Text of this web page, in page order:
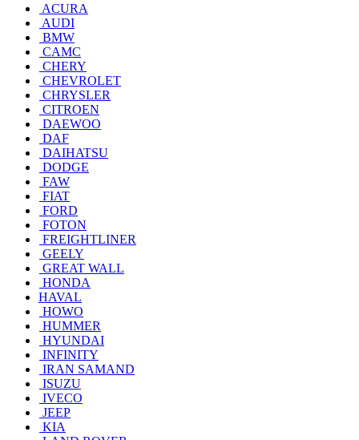
ACURA
AUDI
BMW
CAMC
CHERY
CHEVROLET
CHRYSLER
CITROEN
DAEWOO
DAF
DAIHATSU
DODGE
FAW
FIAT
FORD
FOTON
FREIGHTLINER
GEELY
GREAT WALL
HONDA
HAVAL
HOWO
HUMMER
HYUNDAI
INFINITY
IRAN SAMAND
ISUZU
IVECO
JEEP
KIA